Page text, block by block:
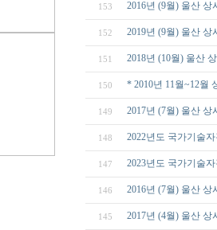
153 2016년 (9월) 울산
152 2019년 (9월) 울산
151 2018년 (10월) 울산
150 * 2010년 11월~12월
149 2017년 (7월) 울산
148 2022년도 국가기술
147 2023년도 국가기술
146 2016년 (7월) 울산
145 2017년 (4월) 울산